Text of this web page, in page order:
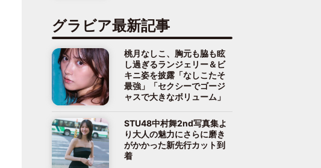
グラビア最新記事
桃月なしこ、胸元も脇も眩
し過ぎるランジェリー＆ビ
キニ姿を披露「なしこたそ
最強」「セクシーでゴージ
ャスで大きなボリューム」
STU48中村舞2nd写真集よ
り大人の魅力にさらに磨き
がかかった新先行カット到
着